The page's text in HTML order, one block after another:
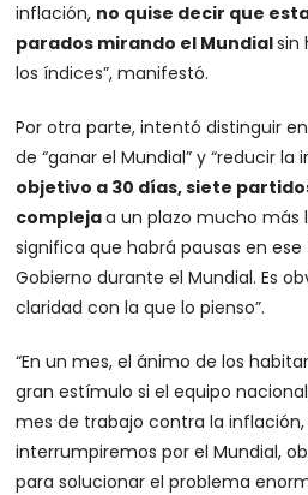
inflación, no quise decir que
parados mirando el Mundialsin
los índices”, manifestó.
Por otra parte, intentó distinguir
de “ganar el Mundial” y “reducir la
objetivo a 30 días, siete
complejaa un plazo mucho más
significa que habrá pausas en
Gobierno durante el Mundial. Es
claridad con la que lo pienso”.
“En un mes, el ánimo de los
gran estímulo si el equipo
mes de trabajo contra la
interrumpiremos por el Mundial,
para solucionar el problema